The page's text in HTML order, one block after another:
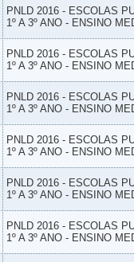
PNLD 2016 - ESCOLAS
1º A 3º ANO - ENSINO
PNLD 2016 - ESCOLAS
1º A 3º ANO - ENSINO
PNLD 2016 - ESCOLAS
1º A 3º ANO - ENSINO
PNLD 2016 - ESCOLAS
1º A 3º ANO - ENSINO
PNLD 2016 - ESCOLAS
1º A 3º ANO - ENSINO
PNLD 2016 - ESCOLAS
1º A 3º ANO - ENSINO